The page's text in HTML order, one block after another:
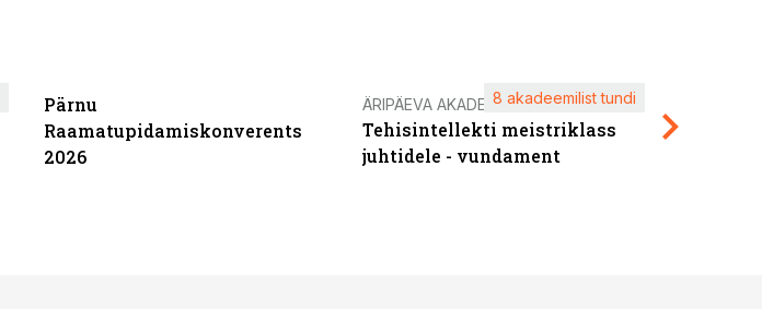
Pärnu
Raamatupidamiskonverents
2026
ÄRIPÄEVA AKADEEMIA
Tehisintellekti meistriklass
juhtidele - vundament
8 akadeemilist tundi